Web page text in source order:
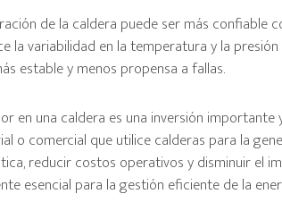
de la caldera puede ser más confiable
la variabilidad en la temperatura y la
estable y menos propensa a fallas.
en una caldera es una inversión
o comercial que utilice calderas para la
reducir costos operativos y disminuir el
esencial para la gestión eficiente de la